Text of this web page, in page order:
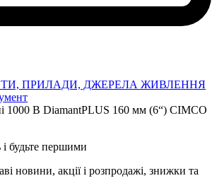
ПРИЛАДИ, ДЖЕРЕЛА ЖИВЛЕННЯ
1000 В DiamantPLUS 160 мм (6“) CIMCO
будьте першими
новини, акції і розпродажі, знижки та